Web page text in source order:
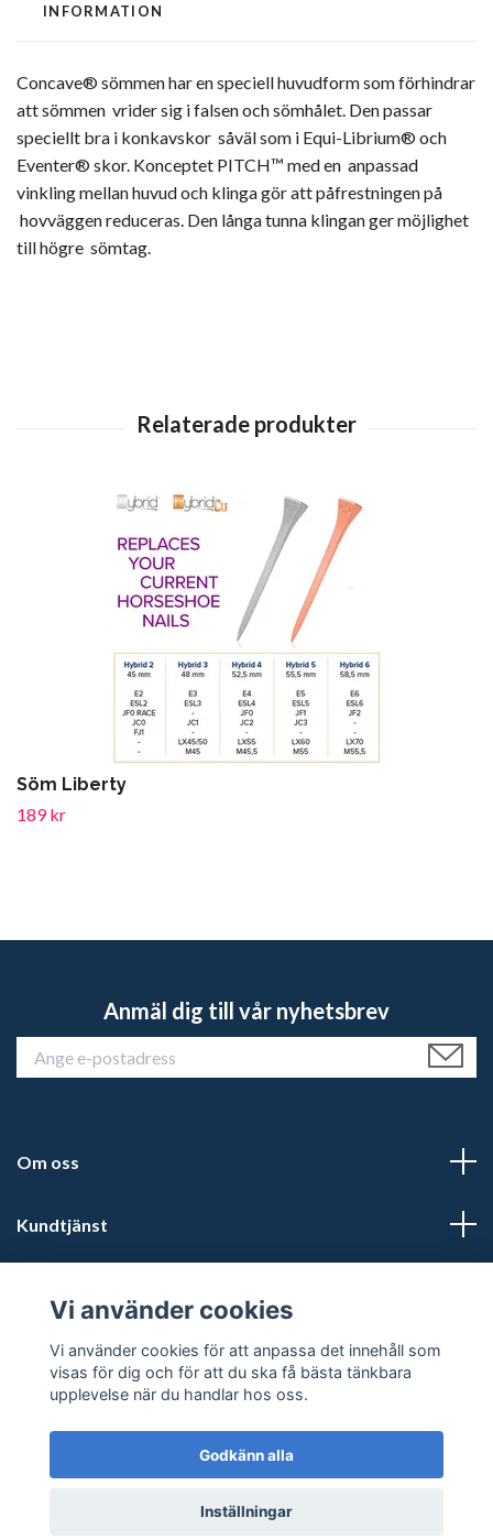
INFORMATION
Concave® sömmen har en speciell huvudform som förhindrar
att sömmen vrider sig i falsen och sömhålet. Den passar
speciellt bra i konkavskor såväl som i Equi-Librium® och
Eventer® skor. Konceptet PITCH™ med en anpassad
vinkling mellan huvud och klinga gör att påfrestningen på
hovväggen reduceras. Den långa tunna klingan ger möjlighet
till högre sömtag.
Söm Liberty
189 kr
Anmäl dig till vår nyhetsbrev
Om oss
Kundtjänst
Sociala medier
© 2026 Kalmars TravshopPowered by Quickbutik
Vi använder cookies
Vi använder cookies för att anpassa det innehåll som
visas för dig och för att du ska få bästa tänkbara
upplevelse när du handlar hos oss.
Godkänn alla
Inställningar